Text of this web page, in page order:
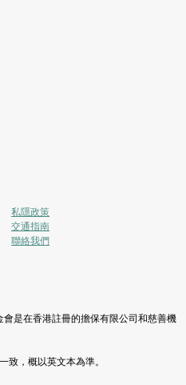
私隱政策
交通指南
聯絡我們
是在香港註冊的擔保有限公司和慈善機
致，概以英文本為準。